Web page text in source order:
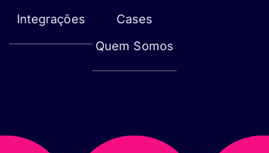
Integrações
Cases
Quem Somos